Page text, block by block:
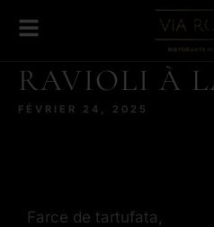
RAVIOLI À
FÉVRIER 24, 2025
Farce de tartufata,